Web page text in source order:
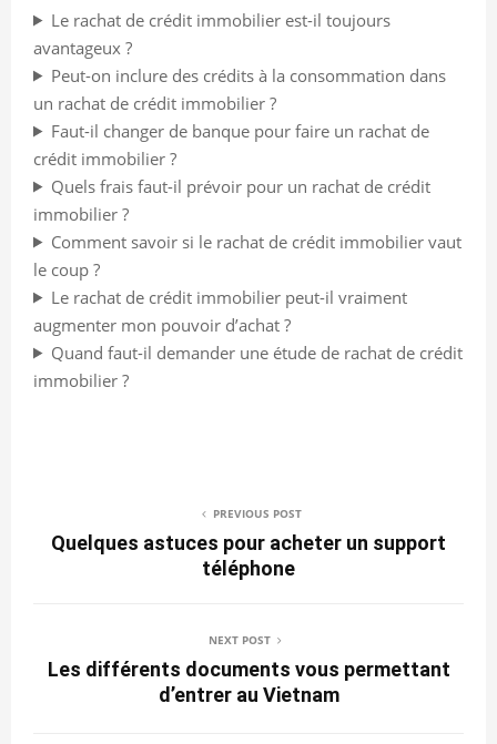
Le rachat de crédit immobilier est-il toujours
avantageux ?
Peut-on inclure des crédits à la consommation dans
un rachat de crédit immobilier ?
Faut-il changer de banque pour faire un rachat de
crédit immobilier ?
Quels frais faut-il prévoir pour un rachat de crédit
immobilier ?
Comment savoir si le rachat de crédit immobilier vaut
le coup ?
Le rachat de crédit immobilier peut-il vraiment
augmenter mon pouvoir d’achat ?
Quand faut-il demander une étude de rachat de crédit
immobilier ?
PREVIOUS POST
Quelques astuces pour acheter un support
téléphone
NEXT POST
Les différents documents vous permettant
d’entrer au Vietnam